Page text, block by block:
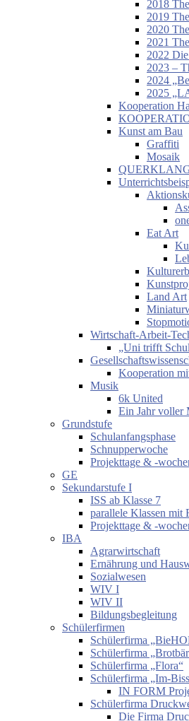
2018
2019
2020
2021
2022
2023 –
2024
2025
Kooperation
Kunst am Bau
Graffiti
Mosaik
Eat Art
Land Art
Wirtschaft-Arbeit-
„Uni trifft
Kooperation
Musik
6k United
Ein Jahr voller
Grundstufe
Schulanfangsphase
Schnupperwoche
Projekttage & -
GE
Sekundarstufe I
ISS ab Klasse 7
parallele Klassen mit
Projekttage & -
IBA
Agrarwirtschaft
Ernährung und
Sozialwesen
WIV I
WIV II
Bildungsbegleitung
Schülerfirmen
Schülerfirma
Schülerfirma
Schülerfirma „Flora“
Schülerfirma „Im-
IN FORM
Schülerfirma
Die Firma